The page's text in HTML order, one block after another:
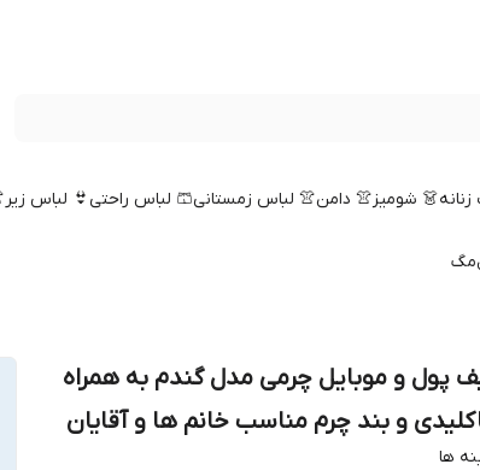
👗 شومیز👚 دامن👚 لباس زمستانی🩳 لباس راحتی👙 لباس زیر
مگ
پول و موبایل چرمی مدل گندم به همراه
و بند چرم مناسب خانم ها و آقایان
ها